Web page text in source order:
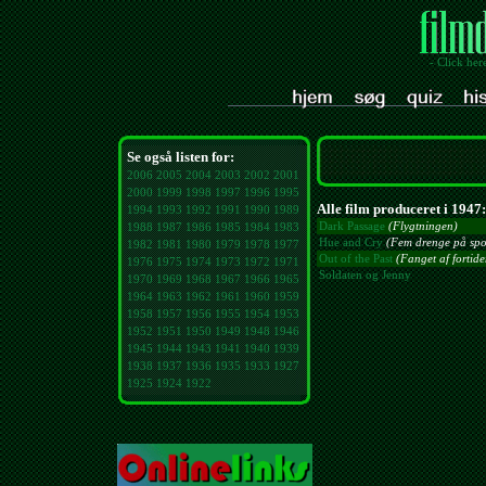
- Click
Se også listen for:
2006 2005 2004 2003 2002 2001
2000 1999 1998 1997 1996 1995
1994 1993 1992 1991 1990 1989
1988 1987 1986 1985 1984 1983
1982 1981 1980 1979 1978 1977
1976 1975 1974 1973 1972 1971
1970 1969 1968 1967 1966 1965
1964 1963 1962 1961 1960 1959
1958 1957 1956 1955 1954 1953
1952 1951 1950 1949 1948 1946
1945 1944 1943 1941 1940 1939
1938 1937 1936 1935 1933 1927
1925 1924 1922
Alle film produceret i 1947:
Dark Passage (Flygtningen)
Hue and Cry (Fem drenge på
Out of the Past (Fanget af
Soldaten og Jenny